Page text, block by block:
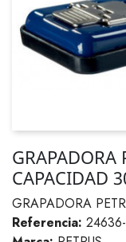
GRAPADORA
CAPACIDAD
GRAPADORA
Referencia: